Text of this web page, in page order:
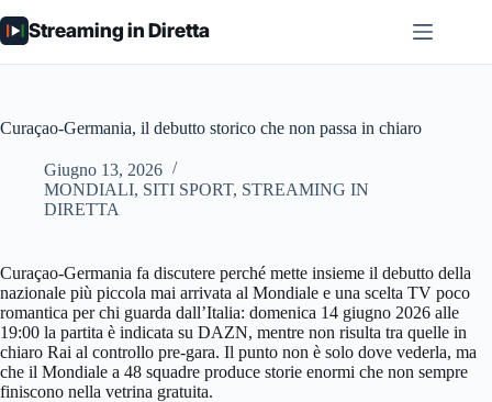
al
contenuto
Streaming in Diretta
Curaçao-Germania, il debutto storico che non passa in chiaro
Giugno 13, 2026
MONDIALI, SITI SPORT, STREAMING IN
DIRETTA
Curaçao-Germania fa discutere perché mette insieme il debutto della
nazionale più piccola mai arrivata al Mondiale e una scelta TV poco
romantica per chi guarda dall’Italia: domenica 14 giugno 2026 alle
19:00 la partita è indicata su DAZN, mentre non risulta tra quelle in
chiaro Rai al controllo pre-gara. Il punto non è solo dove vederla, ma
che il Mondiale a 48 squadre produce storie enormi che non sempre
finiscono nella vetrina gratuita.